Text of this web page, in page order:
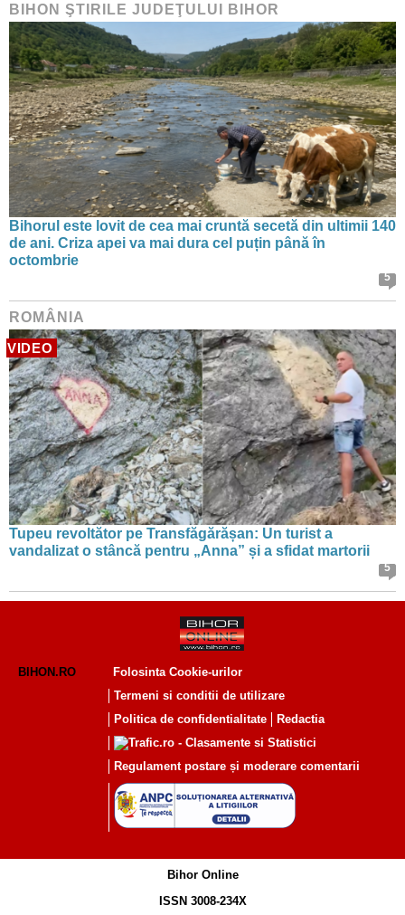
BIHON ŞTIRILE JUDEŢULUI BIHOR
Bihorul este lovit de cea mai cruntă secetă din ultimii 140
de ani. Criza apei va mai dura cel puțin până în
octombrie
5
ROMÂNIA
VIDEO
Tupeu revoltător pe Transfăgărășan: Un turist a
vandalizat o stâncă pentru „Anna” și a sfidat martorii
5
BIHON.RO
Folosinta Cookie-urilor
Termeni si conditii de utilizare
Politica de confidentialitate
Redactia
Regulament postare și moderare comentarii
Bihor Online
ISSN 3008-234X